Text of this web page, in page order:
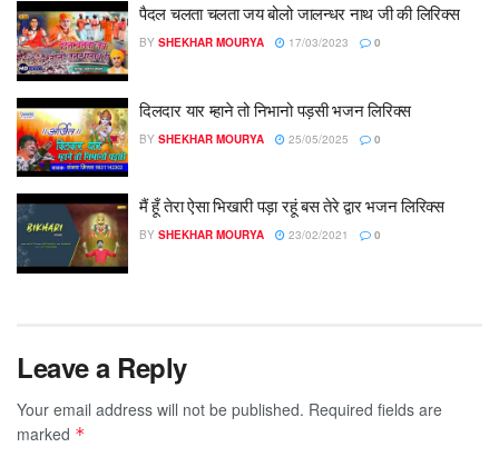
पैदल चलता चलता जय बोलो जालन्धर नाथ जी की लिरिक्स
BY SHEKHAR MOURYA 17/03/2023 0
दिलदार यार म्हाने तो निभानो पड़सी भजन लिरिक्स
BY SHEKHAR MOURYA 25/05/2025 0
मैं हूँ तेरा ऐसा भिखारी पड़ा रहूं बस तेरे द्वार भजन लिरिक्स
BY SHEKHAR MOURYA 23/02/2021 0
Leave a Reply
Your email address will not be published. Required fields are
marked *